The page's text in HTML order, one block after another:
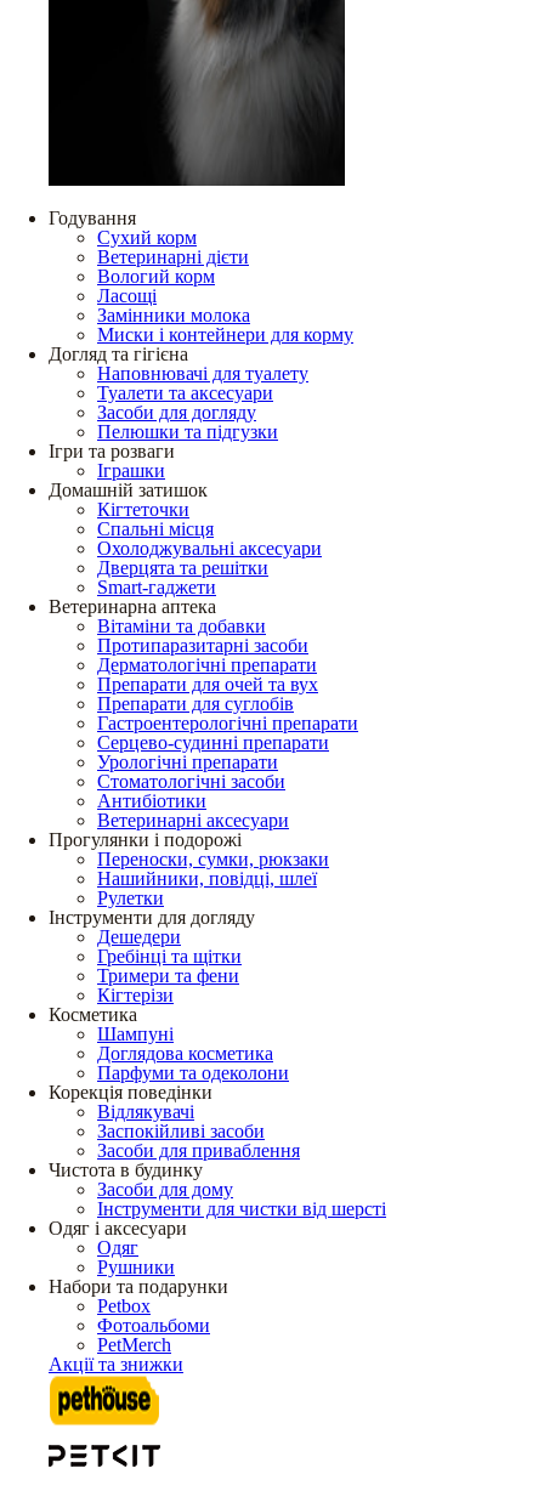
Годування
Сухий корм
Ветеринарні дієти
Вологий корм
Ласощі
Замінники молока
Миски і контейнери для корму
Догляд та гігієна
Наповнювачі для туалету
Туалети та аксесуари
Засоби для догляду
Пелюшки та підгузки
Ігри та розваги
Іграшки
Домашній затишок
Кігтеточки
Спальні місця
Охолоджувальні аксесуари
Дверцята та решітки
Smart-гаджети
Ветеринарна аптека
Вітаміни та добавки
Протипаразитарні засоби
Дерматологічні препарати
Препарати для очей та вух
Препарати для суглобів
Гастроентерологічні препарати
Серцево-судинні препарати
Урологічні препарати
Стоматологічні засоби
Антибіотики
Ветеринарні аксесуари
Прогулянки і подорожі
Переноски, сумки, рюкзаки
Нашийники, повідці, шлеї
Рулетки
Інструменти для догляду
Дешедери
Гребінці та щітки
Тримери та фени
Кігтерізи
Косметика
Шампуні
Доглядова косметика
Парфуми та одеколони
Корекція поведінки
Відлякувачі
Заспокійливі засоби
Засоби для приваблення
Чистота в будинку
Засоби для дому
Інструменти для чистки від шерсті
Одяг і аксесуари
Одяг
Рушники
Набори та подарунки
Petbox
Фотоальбоми
PetMerch
Акції та знижки